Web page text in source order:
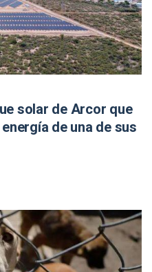
solar de Arcor que
de una de sus